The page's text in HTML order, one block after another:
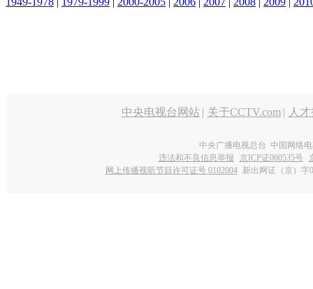
中央电视台网站 | 关于CCTV.com | 人
中央广播电视总台 中国网络
违法和不良信息举报
京ICP证060535号
网上传播视听节目许可证号 0102004 新出网证（京）